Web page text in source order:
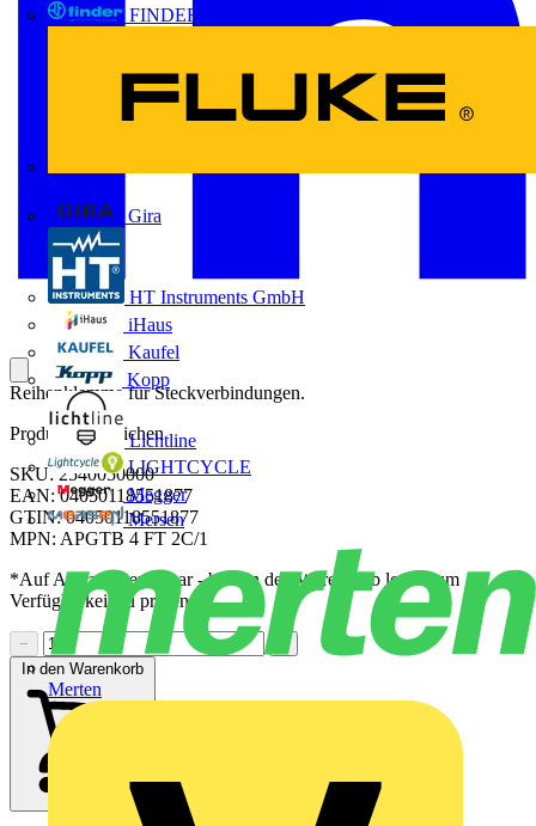
FINDER
Gira
HT Instruments GmbH
iHaus
Kaufel
Kopp
Lichtline
LIGHTCYCLE
Megger
Mersen
Merten
Reihenklemme für Steckverbindungen.
Produktkennzeichen
SKU: 2540050000
EAN: 04050118551877
GTIN: 04050118551877
MPN: APGTB 4 FT 2C/1
*Auf Anfrage verfügbar - bitte in den Warenkorb legen, um
Verfügbarkeit zu prüfen
−
In den Warenkorb